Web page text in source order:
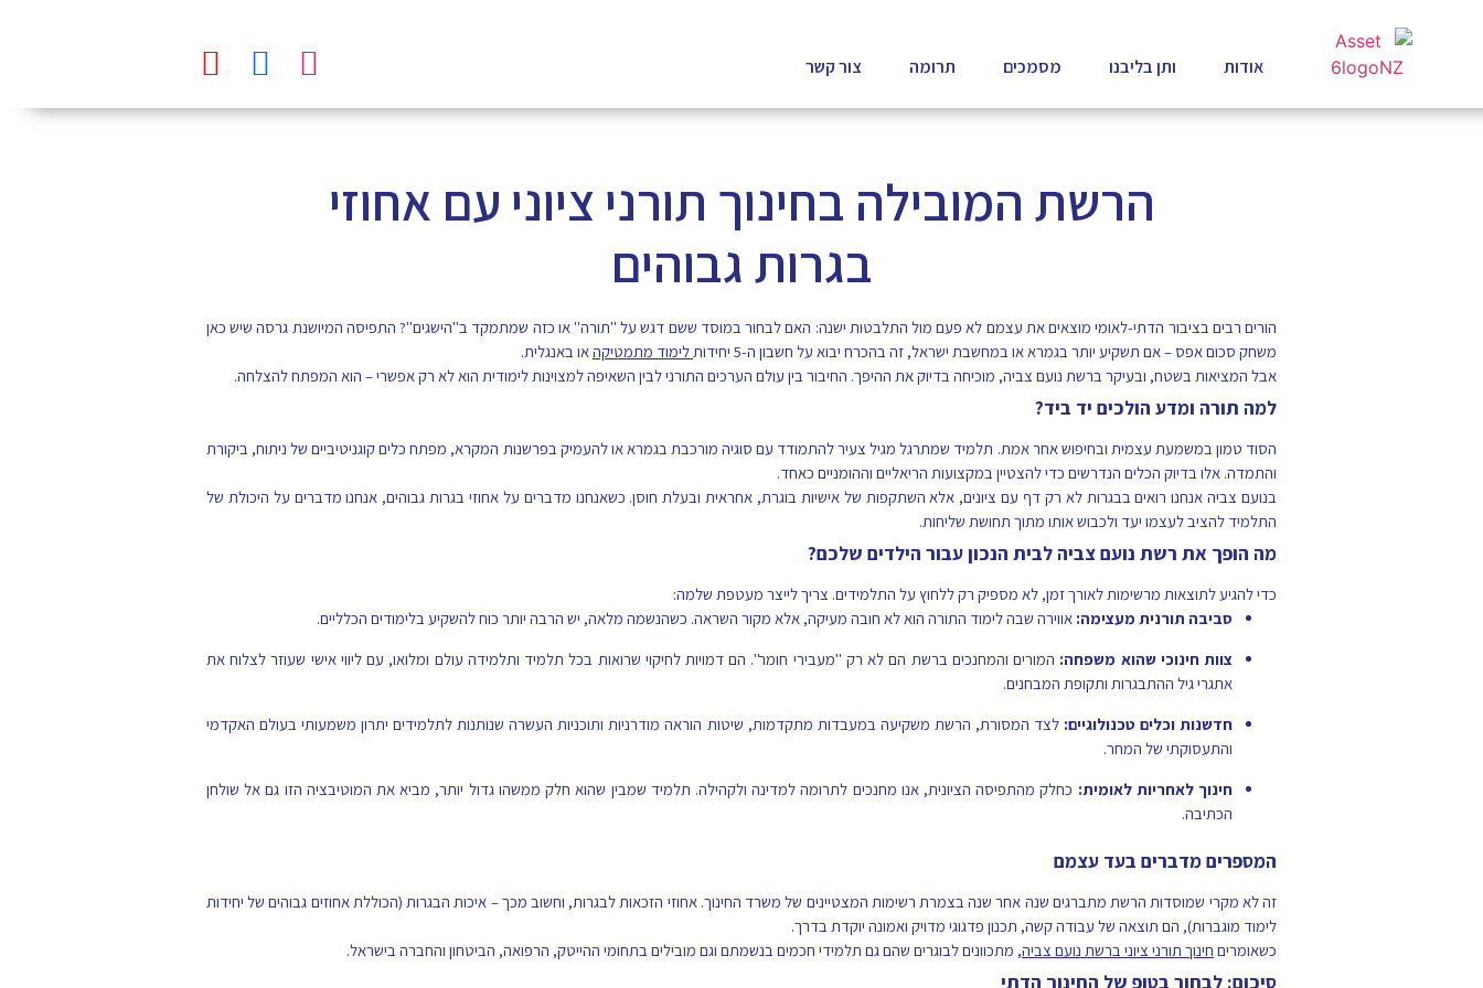
אודות ותן בליבנו מסמכים תרומה צור קשר
הרשת המובילה בחינוך תורני ציוני עם אחוזי
בגרות גבוהים
הורים רבים בציבור הדתי-לאומי מוצאים את עצמם לא פעם מול התלבטות ישנה: האם לבחור במוסד ששם דגש על "תורה" או כזה שמתמקד ב"הישגים"? התפיסה המיושנת גרסה שיש כאן
משחק סכום אפס – אם תשקיע יותר בגמרא או במחשבת ישראל, זה בהכרח יבוא על חשבון ה-5 יחידות
לימוד מתמטיקהאו באנגלית.
אבל המציאות בשטח, ובעיקר ברשת נועם צביה, מוכיחה בדיוק את ההיפך. החיבור בין עולם הערכים התורני לבין השאיפה למצוינות לימודית הוא לא רק אפשרי – הוא המפתח להצלחה.
למה תורה ומדע הולכים יד ביד?
הסוד טמון במשמעת עצמית ובחיפוש אחר אמת. תלמיד שמתרגל מגיל צעיר להתמודד עם סוגיה מורכבת בגמרא או להעמיק בפרשנות המקרא, מפתח כלים קוגניטיביים של ניתוח, ביקורת
והתמדה. אלו בדיוק הכלים הנדרשים כדי להצטיין במקצועות הריאליים וההומניים כאחד.
בנועם צביה אנחנו רואים בבגרות לא רק דף עם ציונים, אלא השתקפות של אישיות בוגרת, אחראית ובעלת חוסן. כשאנחנו מדברים על אחוזי בגרות גבוהים, אנחנו מדברים על היכולת של
התלמיד להציב לעצמו יעד ולכבוש אותו מתוך תחושת שליחות.
מה הופך את רשת נועם צביה לבית הנכון עבור הילדים שלכם?
כדי להגיע לתוצאות מרשימות לאורך זמן, לא מספיק רק ללחוץ על התלמידים. צריך לייצר מעטפת שלמה:
סביבה תורנית מעצימה: אווירה שבה לימוד התורה הוא לא חובה מעיקה, אלא מקור השראה. כשהנשמה מלאה, יש הרבה יותר כוח להשקיע בלימודים הכלליים.
צוות חינוכי שהוא משפחה: המורים והמחנכים ברשת הם לא רק "מעבירי חומר". הם דמויות לחיקוי שרואות בכל תלמיד ותלמידה עולם ומלואו, עם ליווי אישי שעוזר לצלוח את
אתגרי גיל ההתבגרות ותקופת המבחנים.
חדשנות וכלים טכנולוגיים: לצד המסורת, הרשת משקיעה במעבדות מתקדמות, שיטות הוראה מודרניות ותוכניות העשרה שנותנות לתלמידים יתרון משמעותי בעולם האקדמי
והתעסוקתי של המחר.
חינוך לאחריות לאומית: כחלק מהתפיסה הציונית, אנו מחנכים לתרומה למדינה ולקהילה. תלמיד שמבין שהוא חלק ממשהו גדול יותר, מביא את המוטיבציה הזו גם אל שולחן
הכתיבה.
המספרים מדברים בעד עצמם
זה לא מקרי שמוסדות הרשת מתברגים שנה אחר שנה בצמרת רשימות המצטיינים של משרד החינוך. אחוזי הזכאות לבגרות, וחשוב מכך – איכות הבגרות (הכוללת אחוזים גבוהים של יחידות
לימוד מוגברות), הם תוצאה של עבודה קשה, תכנון פדגוגי מדויק ואמונה יוקדת בדרך.
כשאומרים חינוך תורני ציוני ברשת נועם צביה, מתכוונים לבוגרים שהם גם תלמידי חכמים בנשמתם וגם מובילים בתחומי ההייטק, הרפואה, הביטחון והחברה בישראל.
סיכום: לבחור בטופ של החינוך הדתי